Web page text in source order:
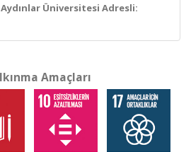
Üniversitesi Adresli:
Amaçları